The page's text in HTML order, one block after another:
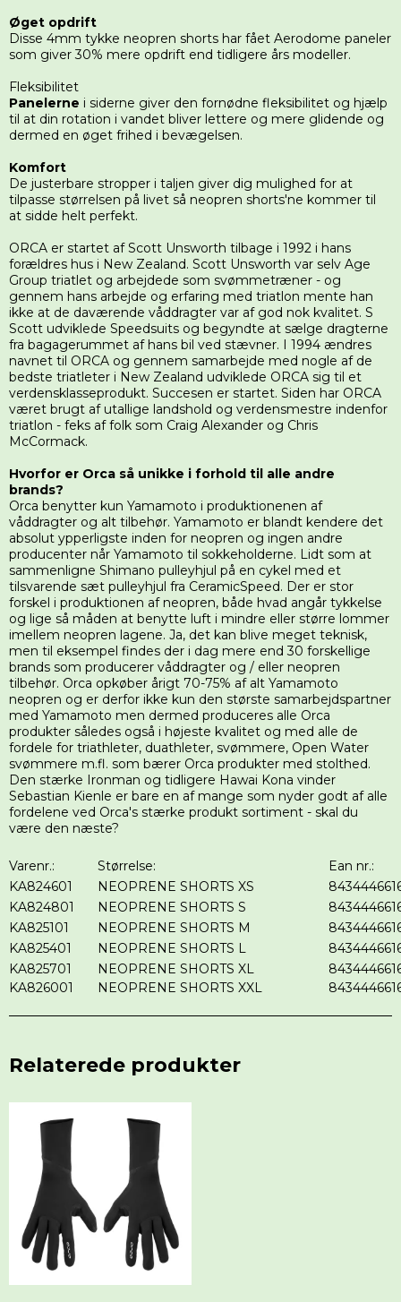
Øget opdrift
Disse 4mm tykke neopren shorts har fået Aerodome paneler
som giver 30% mere opdrift end tidligere års modeller.
Fleksibilitet
Panelerne i siderne giver den fornødne fleksibilitet og hjælp
til at din rotation i vandet bliver lettere og mere glidende og
dermed en øget frihed i bevægelsen.
Komfort
De justerbare stropper i taljen giver dig mulighed for at
tilpasse størrelsen på livet så neopren shorts'ne kommer til
at sidde helt perfekt.
ORCA er startet af Scott Unsworth tilbage i 1992 i hans
forældres hus i New Zealand. Scott Unsworth var selv Age
Group triatlet og arbejdede som svømmetræner - og
gennem hans arbejde og erfaring med triatlon mente han
ikke at de daværende våddragter var af god nok kvalitet. S
Scott udviklede Speedsuits og begyndte at sælge dragterne
fra bagagerummet af hans bil ved stævner. I 1994 ændres
navnet til ORCA og gennem samarbejde med nogle af de
bedste triatleter i New Zealand udviklede ORCA sig til et
verdensklasseprodukt. Succesen er startet. Siden har ORCA
været brugt af utallige landshold og verdensmestre indenfor
triatlon - feks af folk som Craig Alexander og Chris
McCormack.
Hvorfor er Orca så unikke i forhold til alle andre
brands?
Orca benytter kun Yamamoto i produktionenen af
våddragter og alt tilbehør. Yamamoto er blandt kendere det
absolut ypperligste inden for neopren og ingen andre
producenter når Yamamoto til sokkeholderne. Lidt som at
sammenligne Shimano pulleyhjul på en cykel med et
tilsvarende sæt pulleyhjul fra CeramicSpeed. Der er stor
forskel i produktionen af neopren, både hvad angår tykkelse
og lige så måden at benytte luft i mindre eller større lommer
imellem neopren lagene. Ja, det kan blive meget teknisk,
men til eksempel findes der i dag mere end 30 forskellige
brands som producerer våddragter og / eller neopren
tilbehør. Orca opkøber årigt 70-75% af alt Yamamoto
neopren og er derfor ikke kun den største samarbejdspartner
med Yamamoto men dermed produceres alle Orca
produkter således også i højeste kvalitet og med alle de
fordele for triathleter, duathleter, svømmere, Open Water
svømmere m.fl. som bærer Orca produkter med stolthed.
Den stærke Ironman og tidligere Hawai Kona vinder
Sebastian Kienle er bare en af mange som nyder godt af alle
fordelene ved Orca's stærke produkt sortiment - skal du
være den næste?
Varenr.: Størrelse:
Ean nr.:
KA824601
NEOPRENE SHORTS XS
KA824801
NEOPRENE SHORTS S
KA825101
NEOPRENE SHORTS M
KA825401
NEOPRENE SHORTS L
KA825701
NEOPRENE SHORTS XL
KA826001
NEOPRENE SHORTS XXL
Relaterede produkter